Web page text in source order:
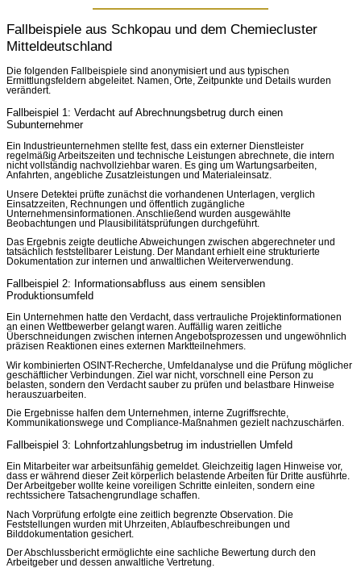
Fallbeispiele aus Schkopau und dem Chemiecluster
Mitteldeutschland
Die folgenden Fallbeispiele sind anonymisiert und aus typischen
Ermittlungsfeldern abgeleitet. Namen, Orte, Zeitpunkte und Details wurden
verändert.
Fallbeispiel 1: Verdacht auf Abrechnungsbetrug durch einen
Subunternehmer
Ein Industrieunternehmen stellte fest, dass ein externer Dienstleister
regelmäßig Arbeitszeiten und technische Leistungen abrechnete, die intern
nicht vollständig nachvollziehbar waren. Es ging um Wartungsarbeiten,
Anfahrten, angebliche Zusatzleistungen und Materialeinsatz.
Unsere Detektei prüfte zunächst die vorhandenen Unterlagen, verglich
Einsatzzeiten, Rechnungen und öffentlich zugängliche
Unternehmensinformationen. Anschließend wurden ausgewählte
Beobachtungen und Plausibilitätsprüfungen durchgeführt.
Das Ergebnis zeigte deutliche Abweichungen zwischen abgerechneter und
tatsächlich feststellbarer Leistung. Der Mandant erhielt eine strukturierte
Dokumentation zur internen und anwaltlichen Weiterverwendung.
Fallbeispiel 2: Informationsabfluss aus einem sensiblen
Produktionsumfeld
Ein Unternehmen hatte den Verdacht, dass vertrauliche Projektinformationen
an einen Wettbewerber gelangt waren. Auffällig waren zeitliche
Überschneidungen zwischen internen Angebotsprozessen und ungewöhnlich
präzisen Reaktionen eines externen Marktteilnehmers.
Wir kombinierten OSINT-Recherche, Umfeldanalyse und die Prüfung möglicher
geschäftlicher Verbindungen. Ziel war nicht, vorschnell eine Person zu
belasten, sondern den Verdacht sauber zu prüfen und belastbare Hinweise
herauszuarbeiten.
Die Ergebnisse halfen dem Unternehmen, interne Zugriffsrechte,
Kommunikationswege und Compliance-Maßnahmen gezielt nachzuschärfen.
Fallbeispiel 3: Lohnfortzahlungsbetrug im industriellen Umfeld
Ein Mitarbeiter war arbeitsunfähig gemeldet. Gleichzeitig lagen Hinweise vor,
dass er während dieser Zeit körperlich belastende Arbeiten für Dritte ausführte.
Der Arbeitgeber wollte keine voreiligen Schritte einleiten, sondern eine
rechtssichere Tatsachengrundlage schaffen.
Nach Vorprüfung erfolgte eine zeitlich begrenzte Observation. Die
Feststellungen wurden mit Uhrzeiten, Ablaufbeschreibungen und
Bilddokumentation gesichert.
Der Abschlussbericht ermöglichte eine sachliche Bewertung durch den
Arbeitgeber und dessen anwaltliche Vertretung.